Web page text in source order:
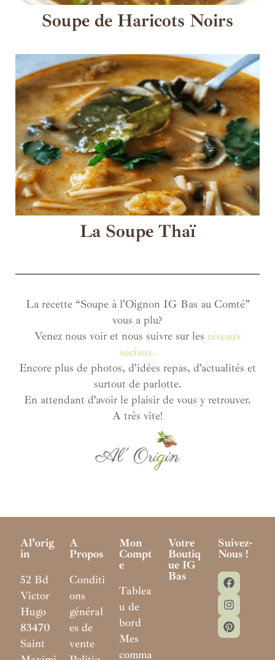
Soupe de Haricots Noirs
La Soupe Thaï
La recette “Soupe à l’Oignon IG Bas au Comté”
vous a plu?
Venez nous voir et nous suivre sur les réseaux
sociaux.
Encore plus de photos, d’idées repas, d’actualités et
surtout de parlotte.
En attendant d’avoir le plaisir de vous y retrouver.
A très vite!
Al'orig
In
52 Bd
Victor
Hugo
83470
Saint
A
Propos
Conditi
ons
général
es de
vente
Mon
Compt
E
Tablea
u de
bord
Mes
comma
Votre
Boutiq
Ue IG
Bas
Suivez-
Nous !